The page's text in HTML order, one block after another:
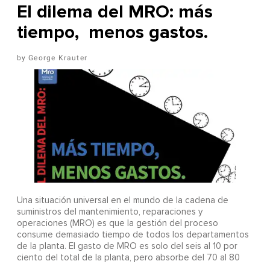
El dilema del MRO: más
tiempo, menos gastos.
George Krauter
Una situación universal en el mundo de la cadena de
suministros del mantenimiento, reparaciones y
operaciones (MRO) es que la gestión del proceso
consume demasiado tiempo de todos los departamentos
de la planta. El gasto de MRO es solo del seis al 10 por
ciento del total de la planta, pero absorbe del 70 al 80